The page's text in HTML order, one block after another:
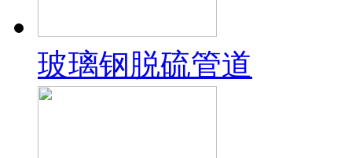
玻璃钢脱硫管道